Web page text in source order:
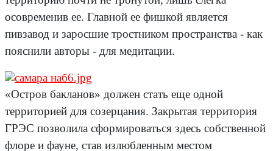
осовременив ее. Главной ее фишкой является
пивзавод и заросшие тростником пространства - как
пояснили авторы - для медитации.
«Остров бакланов» должен стать еще одной
территорией для созерцания. Закрытая территория
ГРЭС позволила сформироваться здесь собственной
флоре и фауне, став излюбленным местом